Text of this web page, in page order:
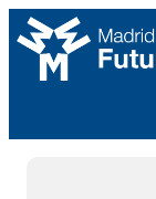
Skip
to
content